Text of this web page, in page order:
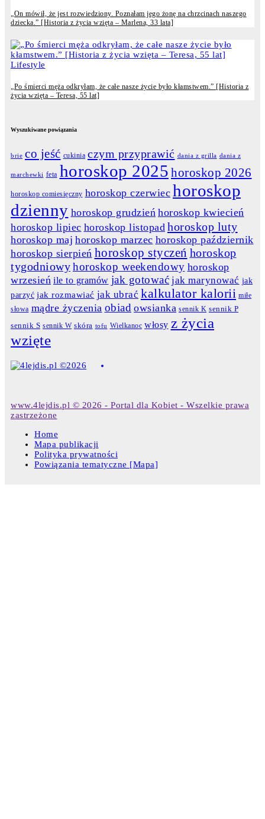
„On mówił, że jest rozwiedziony. Poznałam jego żonę na chrzcinach naszego
dziecka.” [Historia z życia wzięta – Marlena, 33 lata]
Lifestyle
„Po śmierci męża odkryłam, że całe nasze życie było kłamstwem.” [Historia z
życia wzięta – Teresa, 55 lat]
Wyszukiwane powiązania
brie co jeść cukinia czym przyprawić dania z grilla dania z
marchewki feta horoskop 2025 horoskop 2026
horoskop comiesięczny horoskop czerwiec horoskop
dzienny horoskop grudzień horoskop kwiecień
horoskop lipiec horoskop listopad horoskop luty
horoskop maj horoskop marzec horoskop październik
horoskop sierpień horoskop styczeń horoskop
tygodniowyhoroskop weekendowy horoskop
wrzesień ile to gramów jak gotować jak marynować jak
parzyć jak rozmawiać jak ubrać kalkulator kalorii miłe
słowa mądre życzenia obiad owsianka sennik K sennik P
sennik S sennik W skóra tofu Wielkanoc włosy z życia
wzięte
www.4lejdis.pl © 2026 - Portal dla Kobiet - Wszelkie prawa
zastrzeżone
Home
Mapa publikacji
Polityka prywatności
Powiązania tematyczne [Mapa]